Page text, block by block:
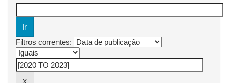
Filtros correntes: